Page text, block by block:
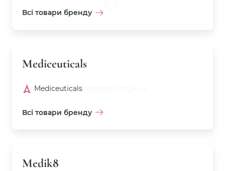
Всі товари бренду
Mediceuticals
Mediceuticals
Всі товари бренду
Medik8